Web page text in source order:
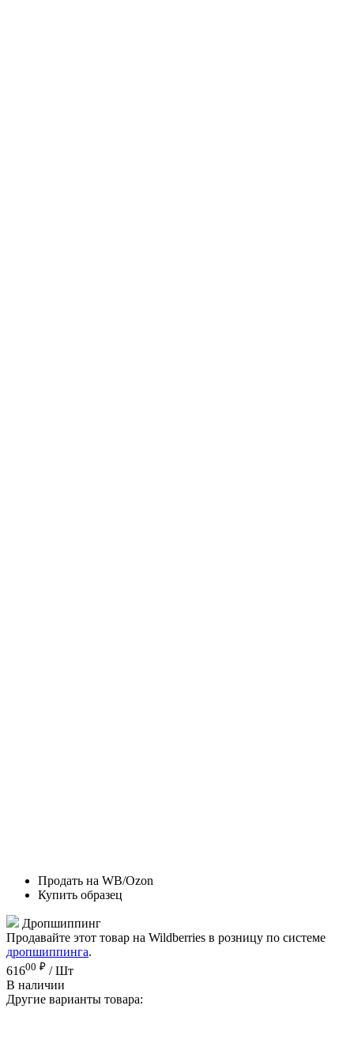
Продать на WB/Ozon
Купить образец
Дропшиппинг
Продавайте этот товар на Wildberries в розницу по системе
дропшиппинга.
61600 ₽ / Шт
В наличии
Другие варианты товара: